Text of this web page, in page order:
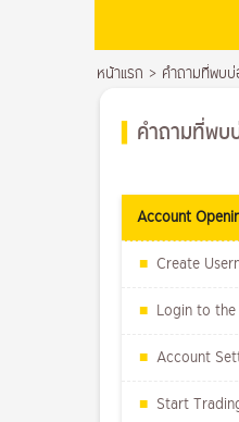
หน้าแรก > คำถามที่พบ
คำถามที่พบ
Account
Create
Login to
Account
Start